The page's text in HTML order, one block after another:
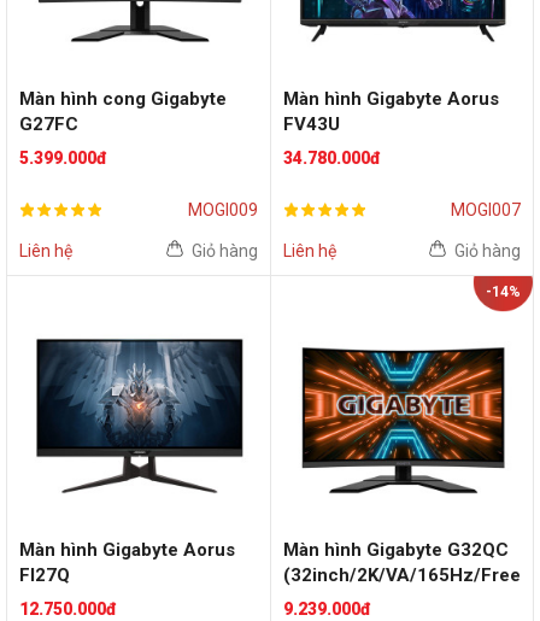
Màn hình cong Gigabyte
G27FC
(27inch/FHD/VA/165Hz/G-
5.399.000đ
MOGI009
Liên hệ Giỏ hàng
Màn hình Gigabyte Aorus
FV43U
(43inch/UHD/VA/144Hz/G-
34.780.000đ
MOGI007
Liên hệ Giỏ hàng
Màn hình Gigabyte Aorus
FI27Q
(27inch/QHD/IPS/165Hz/G
12.750.000đ
-14%
Màn hình Gigabyte G32QC
(32inch/2K/VA/165Hz/Free
Sync/G-Sync)
9.239.000đ